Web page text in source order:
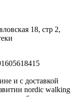
18, стр 2,
и с доставкой
nordic walking